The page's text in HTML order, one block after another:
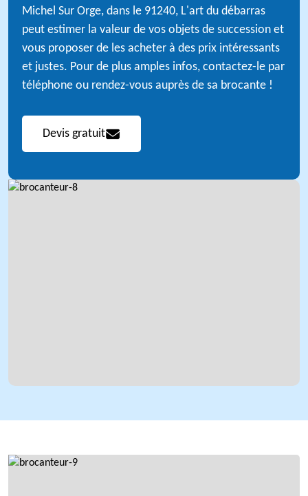
Michel Sur Orge, dans le 91240, L'art du débarras
peut estimer la valeur de vos objets de succession et
vous proposer de les acheter à des prix intéressants
et justes. Pour de plus amples infos, contactez-le par
téléphone ou rendez-vous auprès de sa brocante !
Devis gratuit